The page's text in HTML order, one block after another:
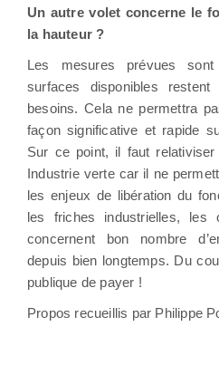
Un autre volet concerne le
la hauteur ?
Les mesures prévues
surfaces disponibles
besoins. Cela ne permettra
façon significative et rapide
Sur ce point, il faut
Industrie verte car il ne
les enjeux de libération du
les friches industrielles, les
concernent bon nombre
depuis bien longtemps. Du
publique de payer !
Propos recueillis par Philippe